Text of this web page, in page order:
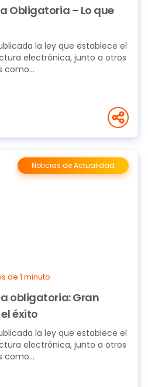
Obligatoria – Lo que
la ley que establece el
electrónica, junto a otros
como...
Noticias de Actualidad
de 1 minuto
obligatoria: Gran
éxito
la ley que establece el
electrónica, junto a otros
como...